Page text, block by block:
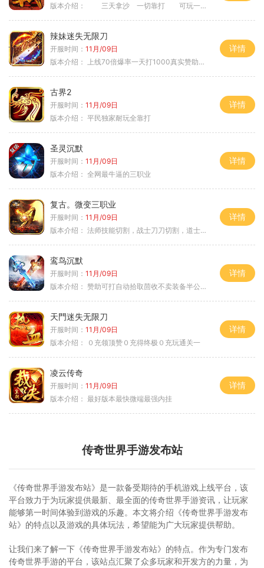
版本介绍：
三天拿沙 一切靠打 可玩一年
辣妹迷失无限刀
开服时间： 11月/09日
版本介绍：
上线70倍爆率一天打1000真实赞助一夜终
详情
古界2
开服时间： 11月/09日
版本介绍： 平民独家耐玩全靠打
详情
圣灵沉默
开服时间： 11月/09日
版本介绍： 全网最牛逼的三职业
详情
复古。微变三职业
开服时间： 11月/09日
版本介绍： 法师技能切割，战士刀刀切割，道士宠物秒怪
详情
鸾鸟沉默
开服时间： 11月/09日
版本介绍： 赞助可打自动拾取茴收不卖装备半公益服
详情
天門迷失无限刀
开服时间： 11月/09日
版本介绍：
０充领顶赞０充得终极０充玩通关一
详情
凌云传奇
开服时间： 11月/09日
版本介绍： 最好版本最快微端最强内挂
详情
传奇世界手游发布站
《传奇世界手游发布站》是一款备受期待的手机游戏上线平台，该
平台致力于为玩家提供最新、最全面的传奇世界手游资讯，让玩家
能够第一时间体验到游戏的乐趣。本文将介绍《传奇世界手游发布
站》的特点以及游戏的具体玩法，希望能为广大玩家提供帮助。
让我们来了解一下《传奇世界手游发布站》的特点。作为专门发布
传奇世界手游的平台，该站点汇聚了众多玩家和开发方的力量，为